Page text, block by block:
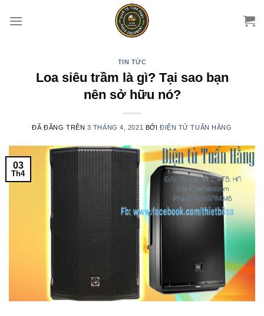
đến
TIN TỨC
Loa siêu trầm là gì? Tại sao bạn
nên sở hữu nó?
ĐÃ ĐĂNG TRÊN 3 THÁNG 4, 2021 BỞI ĐIỆN TỬ TUẤN HẰNG
03
Th4